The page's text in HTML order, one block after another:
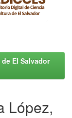
El Salvador
López,